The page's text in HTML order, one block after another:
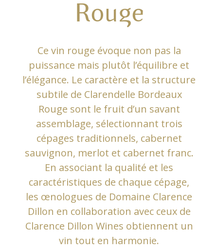
Rouge
Ce vin rouge évoque non pas la
puissance mais plutôt l’équilibre et
l’élégance. Le caractère et la structure
subtile de Clarendelle Bordeaux
Rouge sont le fruit d’un savant
assemblage, sélectionnant trois
cépages traditionnels, cabernet
sauvignon, merlot et cabernet franc.
En associant la qualité et les
caractéristiques de chaque cépage,
les œnologues de Domaine Clarence
Dillon en collaboration avec ceux de
Clarence Dillon Wines obtiennent un
vin tout en harmonie.